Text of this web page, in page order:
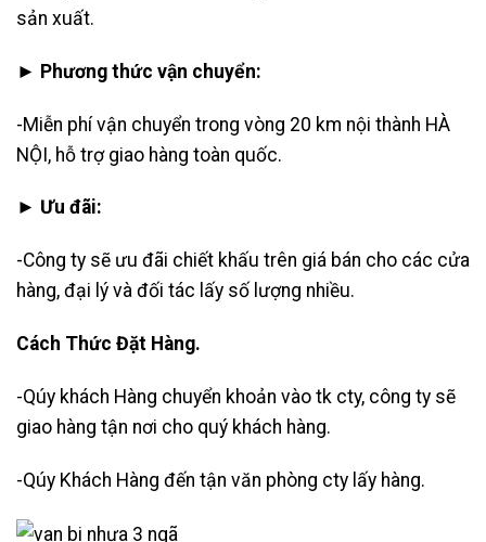
sản xuất.
► Phương thức vận chuyển:
-Miễn phí vận chuyển trong vòng 20 km nội thành HÀ
NỘI, hỗ trợ giao hàng toàn quốc.
► Ưu đãi:
-Công ty sẽ ưu đãi chiết khấu trên giá bán cho các cửa
hàng, đại lý và đối tác lấy số lượng nhiều.
Cách Thức Đặt Hàng.
-Qúy khách Hàng chuyển khoản vào tk cty, công ty sẽ
giao hàng tận nơi cho quý khách hàng.
-Qúy Khách Hàng đến tận văn phòng cty lấy hàng.